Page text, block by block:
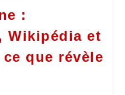
:
Wikipédia et
que révèle